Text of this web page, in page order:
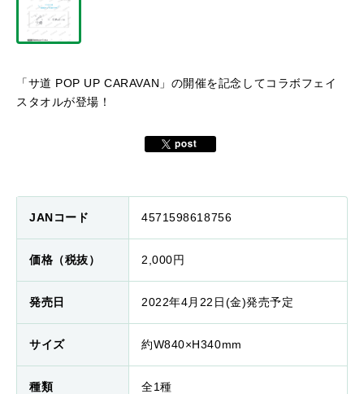
「サ道 POP UP CARAVAN」の開催を記念してコラボフェイ
スタオルが登場！
JANコード 4571598618756
価格（税抜） 2,000円
発売日 2022年4月22日(金)発売予定
サイズ 約W840×H340mm
種類 全1種